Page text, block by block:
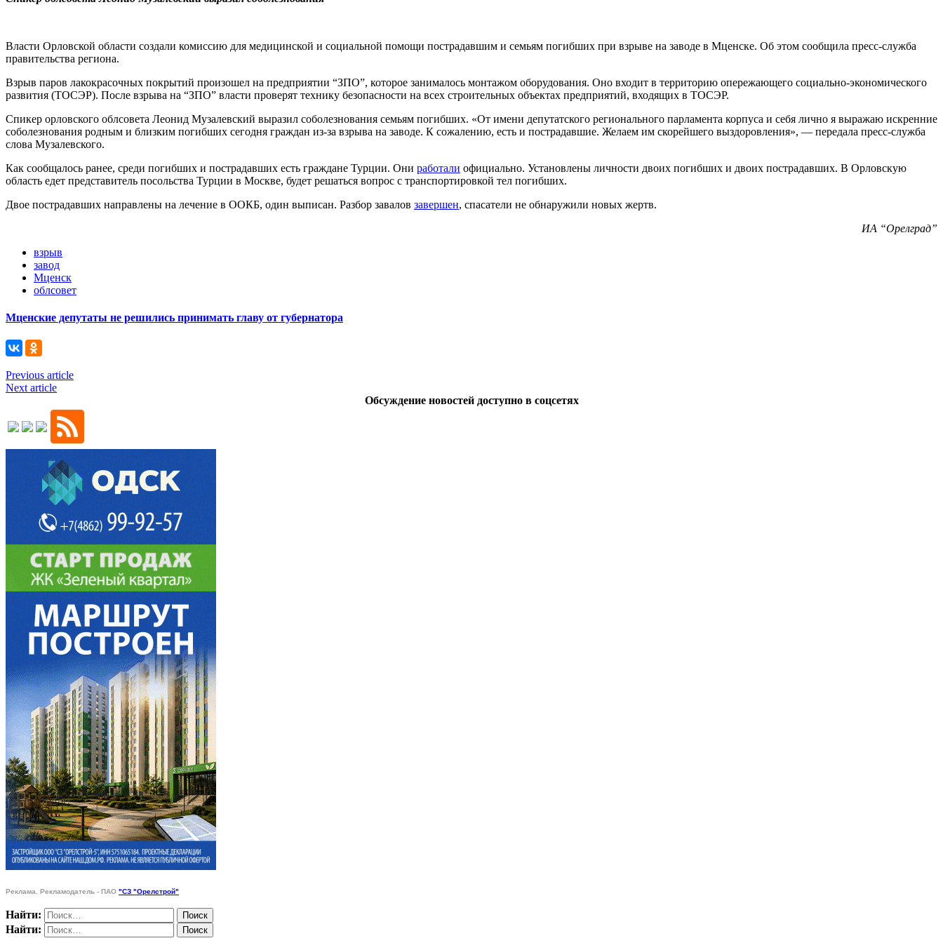
Власти Орловской области создали комиссию для медицинской и социальной помощи пострадавшим и семьям погибших при взрыве на заводе в Мценске. Об этом сообщила пресс-служба
правительства региона.
Взрыв паров лакокрасочных покрытий произошел на предприятии “ЗПО”, которое занималось монтажом оборудования. Оно входит в территорию опережающего социально-экономического
развития (ТОСЭР). После взрыва на “ЗПО” власти проверят технику безопасности на всех строительных объектах предприятий, входящих в ТОСЭР.
Спикер орловского облсовета Леонид Музалевский выразил соболезнования семьям погибших. «От имени депутатского регионального парламента корпуса и себя лично я выражаю искренние
соболезнования родным и близким погибших сегодня граждан из-за взрыва на заводе. К сожалению, есть и пострадавшие. Желаем им скорейшего выздоровления», — передала пресс-служба
слова Музалевского.
Как сообщалось ранее, среди погибших и пострадавших есть граждане Турции. Они работали официально. Установлены личности двоих погибших и двоих пострадавших. В Орловскую
область едет представитель посольства Турции в Москве, будет решаться вопрос с транспортировкой тел погибших.
Двое пострадавших направлены на лечение в ООКБ, один выписан. Разбор завалов завершен, спасатели не обнаружили новых жертв.
ИА “Орелград”
взрыв
завод
Мценск
облсовет
Мценские депутаты не решились принимать главу от губернатора
Previous article
Next article
Обсуждение новостей доступно в соцсетях
Реклама. Рекламодатель - ПАО "СЗ "Орелстрой"
Найти:
Найти: